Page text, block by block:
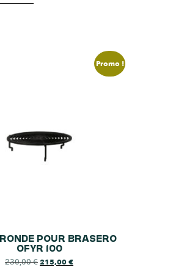
Promo !
POUR BRASERO
OFYR 100
230,00€215,00€